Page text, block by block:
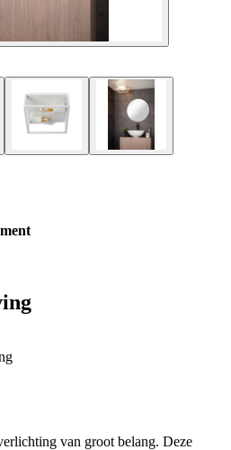
van groot belang. Deze